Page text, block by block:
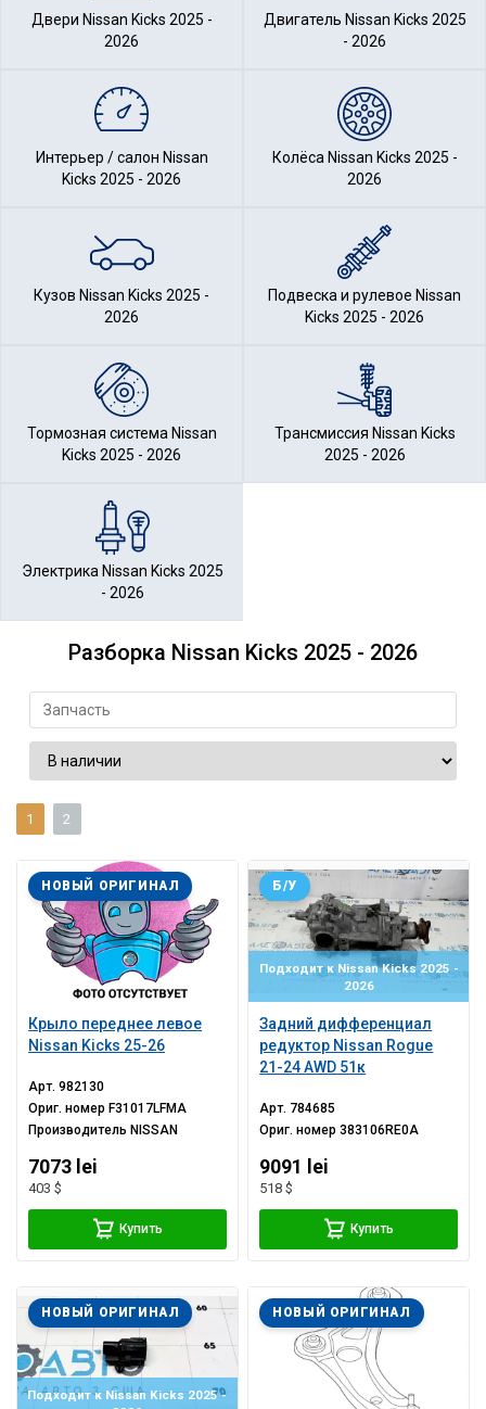
Двери Nissan Kicks 2025 -
2026
Двигатель Nissan Kicks 2025
- 2026
Интерьер / салон Nissan
Kicks 2025 - 2026
Колёса Nissan Kicks 2025 -
2026
Кузов Nissan Kicks 2025 -
2026
Подвеска и рулевое Nissan
Kicks 2025 - 2026
Тормозная система Nissan
Kicks 2025 - 2026
Трансмиссия Nissan Kicks
2025 - 2026
Электрика Nissan Kicks 2025
- 2026
Разборка Nissan Kicks 2025 - 2026
1 2
Крыло переднее левое
Nissan Kicks 25-26
НОВЫЙ ОРИГИНАЛ
Арт.982130
Ориг. номер F31017LFMA
Производитель NISSAN
7073 lei
403 $
Купить
Подходит к Nissan Kicks 2025 -
2026
Задний дифференциал
редуктор Nissan Rogue
21-24 AWD 51к
Б/У
Арт. 784685
Ориг. номер383106RE0A
9091 lei
518 $
Купить
Подходит к Nissan Kicks 2025 -
НОВЫЙ ОРИГИНАЛ НОВЫЙ ОРИГИНАЛ